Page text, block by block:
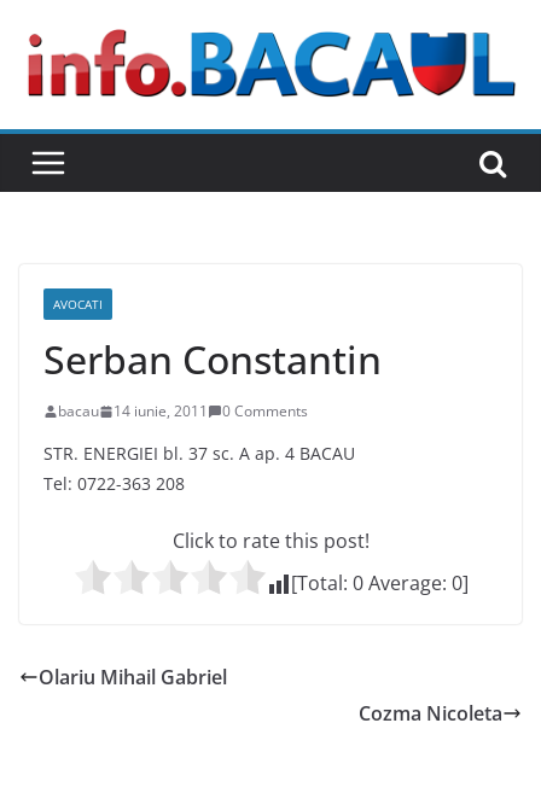
content
AVOCATI
Serban Constantin
bacau 14 iunie, 2011 0 Comments
STR. ENERGIEI bl. 37 sc. A ap. 4 BACAU
Tel: 0722-363 208
Click to rate this post!
[Total: 0Average: 0]
Olariu Mihail Gabriel
Cozma Nicoleta